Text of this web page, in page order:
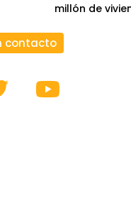
millón de
contacto